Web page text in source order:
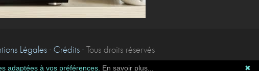
Légales - Crédits -Tous droits réservés
✖
adaptées à vos préférences. En savoir plus...